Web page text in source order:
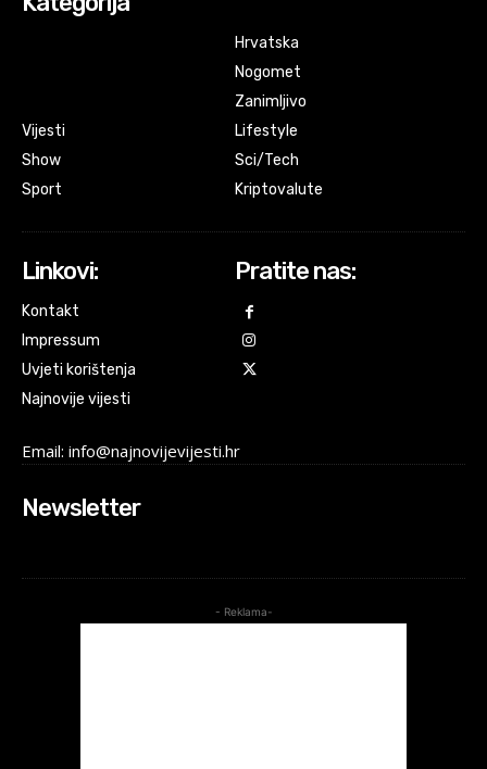
Vijesti
Show
Sport
Hrvatska
Nogomet
Zanimljivo
Lifestyle
Sci/Tech
Kriptovalute
Linkovi:
Kontakt
Impressum
Uvjeti korištenja
Najnovije vijesti
Pratite nas:
Email: info@najnovijevijesti.hr
Newsletter
- Reklama-